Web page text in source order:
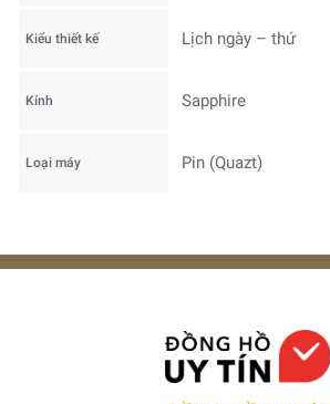
Kiểu thiết kế Lịch ngày – thứ
Kính Sapphire
Loại máy Pin (Quazt)